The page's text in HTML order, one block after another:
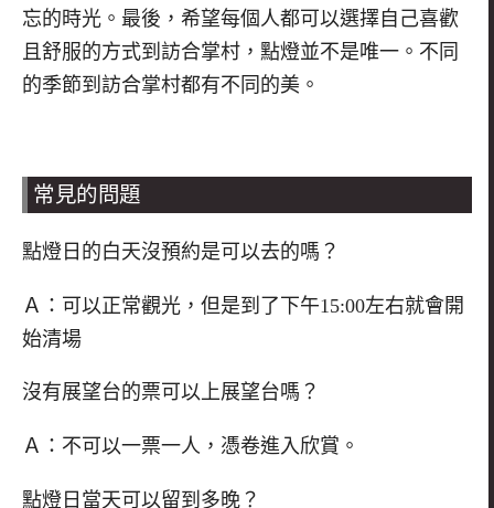
忘的時光。最後，希望每個人都可以選擇自己喜歡
且舒服的方式到訪合掌村，點燈並不是唯一。不同
的季節到訪合掌村都有不同的美。
常見的問題
點燈日的白天沒預約是可以去的嗎？
Ａ：可以正常觀光，但是到了下午15:00左右就會開
始清場
沒有展望台的票可以上展望台嗎？
Ａ：不可以一票一人，憑卷進入欣賞。
點燈日當天可以留到多晚？